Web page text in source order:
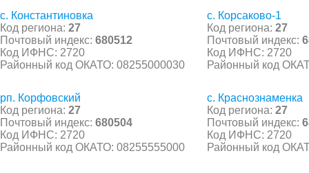
с. Константиновка
Код региона: 27
Почтовый индекс: 680512
Код ИФНС: 2720
Районный код ОКАТО: 08255000030
с. Корсаково-1
Код региона: 27
Почтовый индекс:
Код ИФНС: 2720
Районный код
рп. Корфовский
Код региона: 27
Почтовый индекс: 680504
Код ИФНС: 2720
Районный код ОКАТО: 08255555000
с. Краснознаменка
Код региона: 27
Почтовый индекс:
Код ИФНС: 2720
Районный код